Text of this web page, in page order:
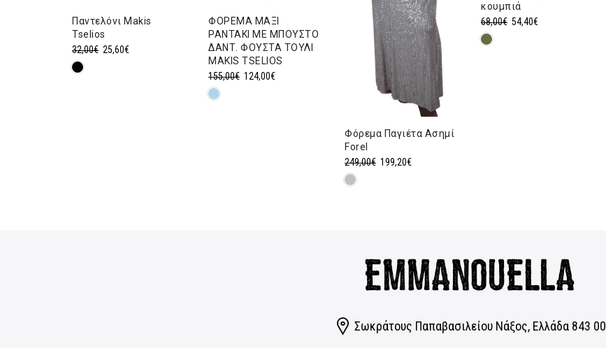
Παντελόνι Makis
Tselios
32,00€ Original
25,60€Η
ΦΟΡΕΜΑ ΜΑΞΙ
ΡΑΝΤΑΚΙ ΜΕ ΜΠΟΥΣΤΟ
ΔΑΝΤ. ΦΟΥΣΤΑ ΤΟΥΛΙ
MAKIS TSELIOS
155,00€ Original
124,00€Η
Φόρεμα Παγιέτα Ασημί
Forel
249,00€ Original
199,20€Η
κουμπιά
68,00€ Original
54,40€Η
Σωκράτους Παπαβασιλείου Νάξος, Eλλάδα 843 00